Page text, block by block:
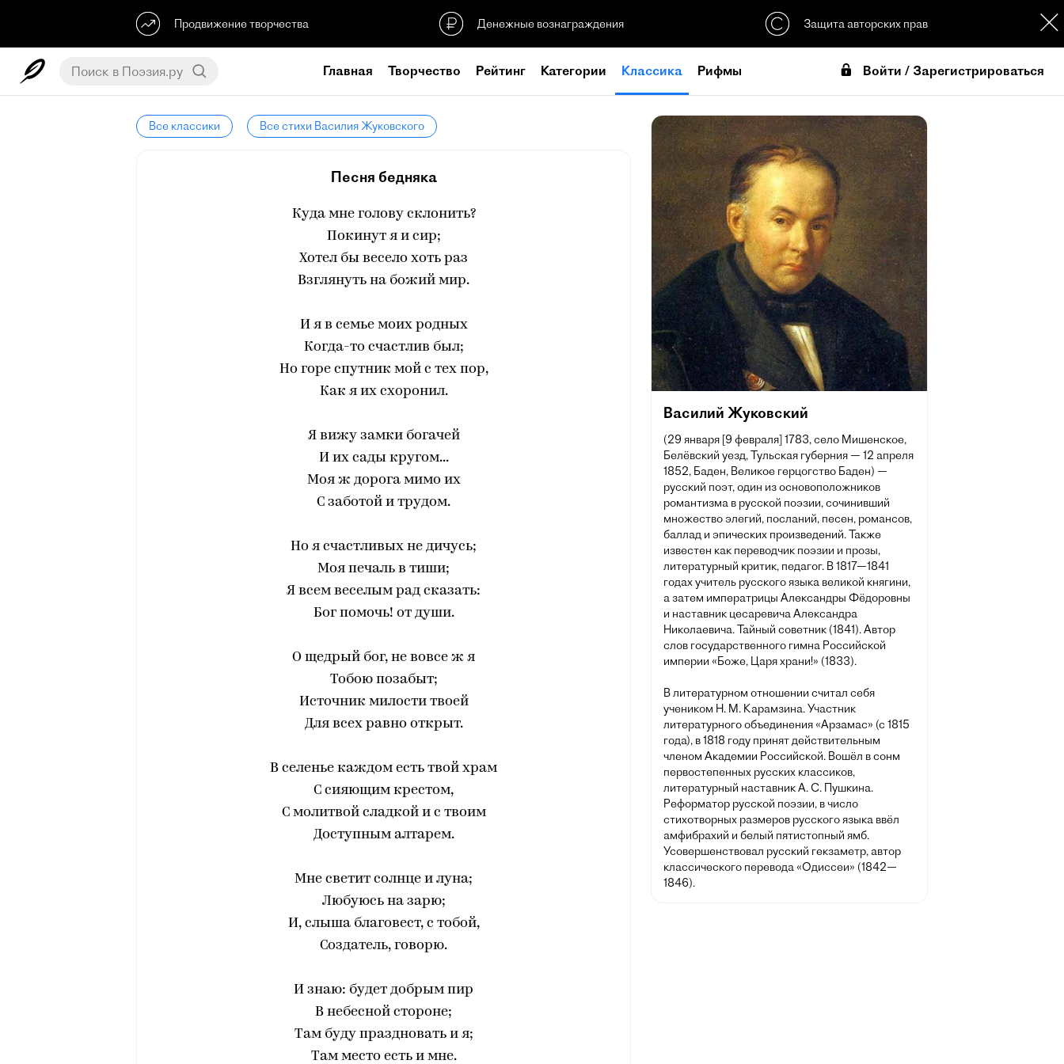
Продвижение творчества Денежные вознаграждения Защита авторских прав
Главная Творчество Рейтинг Категории Классика Рифмы Войти / Зарегистрироваться
Все классики Все стихи Василия Жуковского
Песня бедняка
Куда мне голову склонить?
Покинут я и сир;
Хотел бы весело хоть раз
Взглянуть на божий мир.
И я в семье моих родных
Когда-то счастлив был;
Но горе спутник мой с тех пор,
Как я их схоронил.
Я вижу замки богачей
И их сады кругом...
Моя ж дорога мимо их
С заботой и трудом.
Но я счастливых не дичусь;
Моя печаль в тиши;
Я всем веселым рад сказать:
Бог помочь! от души.
О щедрый бог, не вовсе ж я
Тобою позабыт;
Источник милости твоей
Для всех равно открыт.
В селенье каждом есть твой храм
С сияющим крестом,
С молитвой сладкой и с твоим
Доступным алтарем.
Мне светит солнце и луна;
Любуюсь на зарю;
И, слыша благовест, с тобой,
Создатель, говорю.
И знаю: будет добрым пир
В небесной стороне;
Там буду праздновать и я;
Там место есть и мне.
Василий Жуковский
(29 января [9 февраля] 1783, село Мишенское,
Белёвский уезд, Тульская губерния — 12 апреля
1852, Баден, Великое герцогство Баден) —
русский поэт, один из основоположников
романтизма в русской поэзии, сочинивший
множество элегий, посланий, песен, романсов,
баллад и эпических произведений. Также
известен как переводчик поэзии и прозы,
литературный критик, педагог. В 1817—1841
годах учитель русского языка великой княгини,
а затем императрицы Александры Фёдоровны
и наставник цесаревича Александра
Николаевича. Тайный советник (1841). Автор
слов государственного гимна Российской
империи «Боже, Царя храни!» (1833).
В литературном отношении считал себя
учеником Н. М. Карамзина. Участник
литературного объединения «Арзамас» (с 1815
года), в 1818 году принят действительным
членом Академии Российской. Вошёл в сонм
первостепенных русских классиков,
литературный наставник А. С. Пушкина.
Реформатор русской поэзии, в число
стихотворных размеров русского языка ввёл
амфибрахий и белый пятистопный ямб.
Усовершенствовал русский гекзаметр, автор
классического перевода «Одиссеи» (1842—
1846).